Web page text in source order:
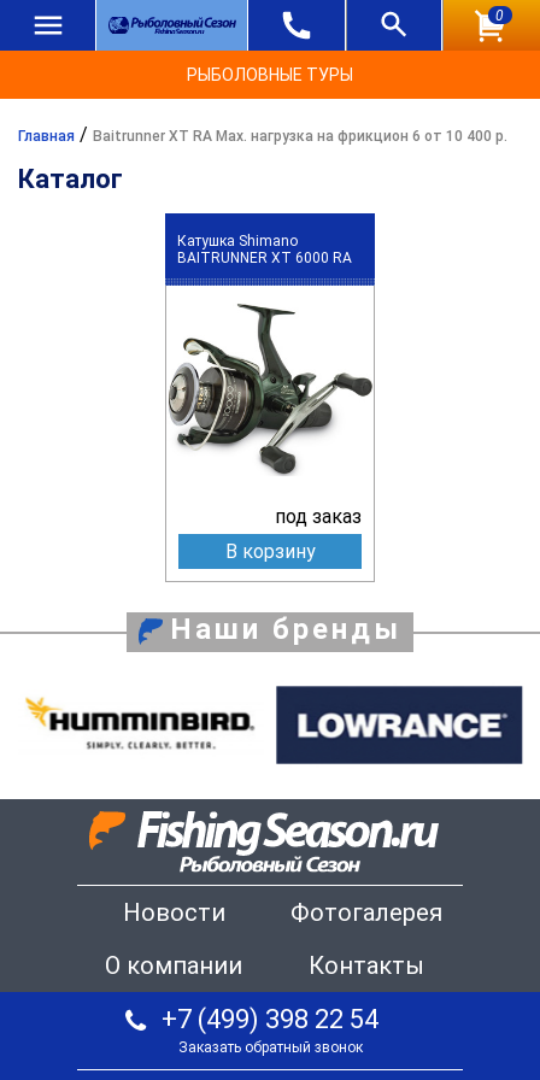
0
РЫБОЛОВНЫЕ ТУРЫ
Главная / Baitrunner XT RA Max. нагрузка на фрикцион 6 от 10 400 р.
Каталог
Катушка Shimano
BAITRUNNER XT 6000 RA
под заказ
В корзину
Наши бренды
Новости
Фотогалерея
О компании
Контакты
+7 (499) 398 22 54
Заказать обратный звонок